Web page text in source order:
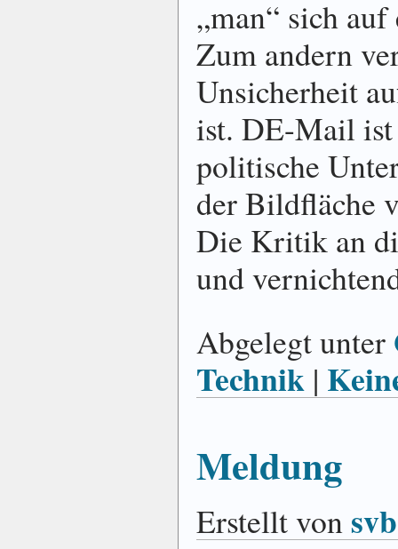
„man“ sich
Zum andern
Unsicherheit
ist. DE-Mail
politische
der Bildfläche
Die Kritik an
und
Abgelegt unter
Technik |
Meldung
Erstellt vonsvb